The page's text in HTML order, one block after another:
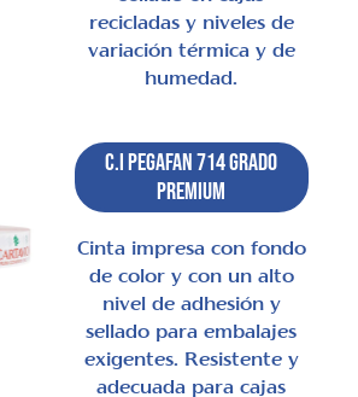
recicladas y niveles de
variación térmica y de
humedad.
C.I Pegafan 714 Grado
Premium
Cinta impresa con fondo
de color y con un alto
nivel de adhesión y
sellado para embalajes
exigentes. Resistente y
adecuada para cajas